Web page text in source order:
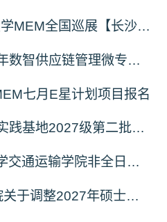
7月25日华东师范大学MEM全国巡展【长沙站】开启，欢迎报考！
北方民族大学2026年数智供应链管理微专业招生简章
七月E星计划项目报名
吉林大学MEM广东实践基地2027级第二批次预审面试启动
2027年上海海事大学交通运输学院非全日制专业硕士招生资讯
土木与水利工程学院关于调整2027年硕士招生专业设置及入学初试科目的通知